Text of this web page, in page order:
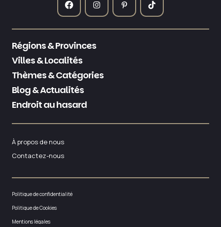
Régions & Provinces
Villes & Localités
Thèmes & Catégories
Blog & Actualités
Endroit au hasard
À propos de nous
Contactez-nous
Politique de confidentialité
Politique de Cookies
Mentions légales